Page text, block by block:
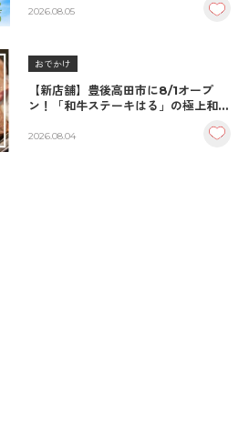
2026.08.05
おでかけ
【新店舗】豊後高田市に8/1オープ
ン！「和牛ステーキはる」の極上和牛
2026.08.04